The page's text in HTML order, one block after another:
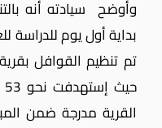
وأوضح سيادته أنه
تم تنظيم القوافل
القرية مدرجة ضمن